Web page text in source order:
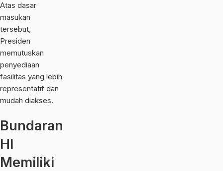
Atas dasar
masukan
tersebut,
Presiden
memutuskan
penyediaan
fasilitas yang lebih
representatif dan
mudah diakses.
Bundaran
HI
Memiliki